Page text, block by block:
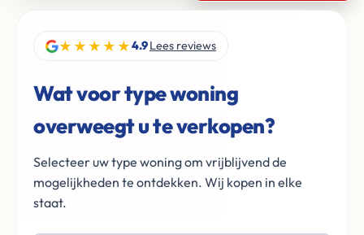
★★★★★4.9Lees reviews
Wat voor type woning
overweegt u te verkopen?
Selecteer uw type woning om vrijblijvend de
mogelijkheden te ontdekken. Wij kopen in elke
staat.